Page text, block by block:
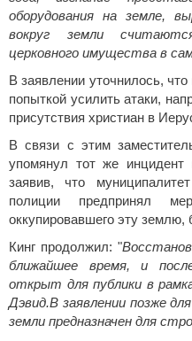
оборудования на земле,
вокруг земли
церковного имущества в
В заявлении уточнилось,
попыткой усилить атаки,
присутствия христиан в
В связи с этим
упомянул тот же инцидент
заявив, что
полиции предпринял
оккупировавшего эту землю,
Кинг продолжил: "
ближайшее время, и
открыт для публики в
Дэвид.В заявлении позже
земли предназначен для